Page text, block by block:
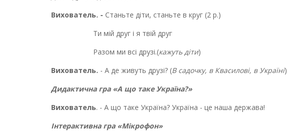
Вихователь. - Станьте діти, станьте в круг (2 р.)
Ти мій друг і я твій друг
Разом ми всі друзі.(кажуть діти)
Вихователь. - А де живуть друзі? (В садочку, в Квасилові, в Україні)
Дидактична гра «А що таке Україна?»
Вихователь. - А що таке Україна? Україна - це наша держава!
Інтерактивна гра «Мікрофон»